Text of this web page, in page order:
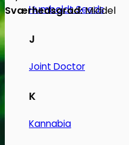
Humboldt Seeds
J
Joint Doctor
K
Kannabia
Sværhedsgrad:Middel